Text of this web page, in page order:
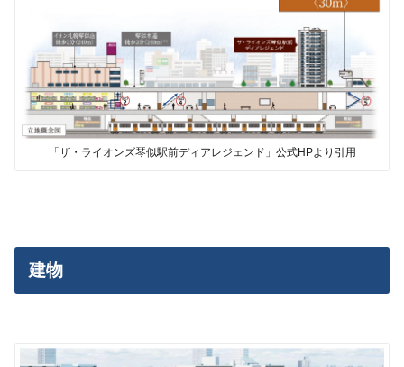
「ザ・ライオンズ琴似駅前ディアレジェンド」公式HPより引用
建物